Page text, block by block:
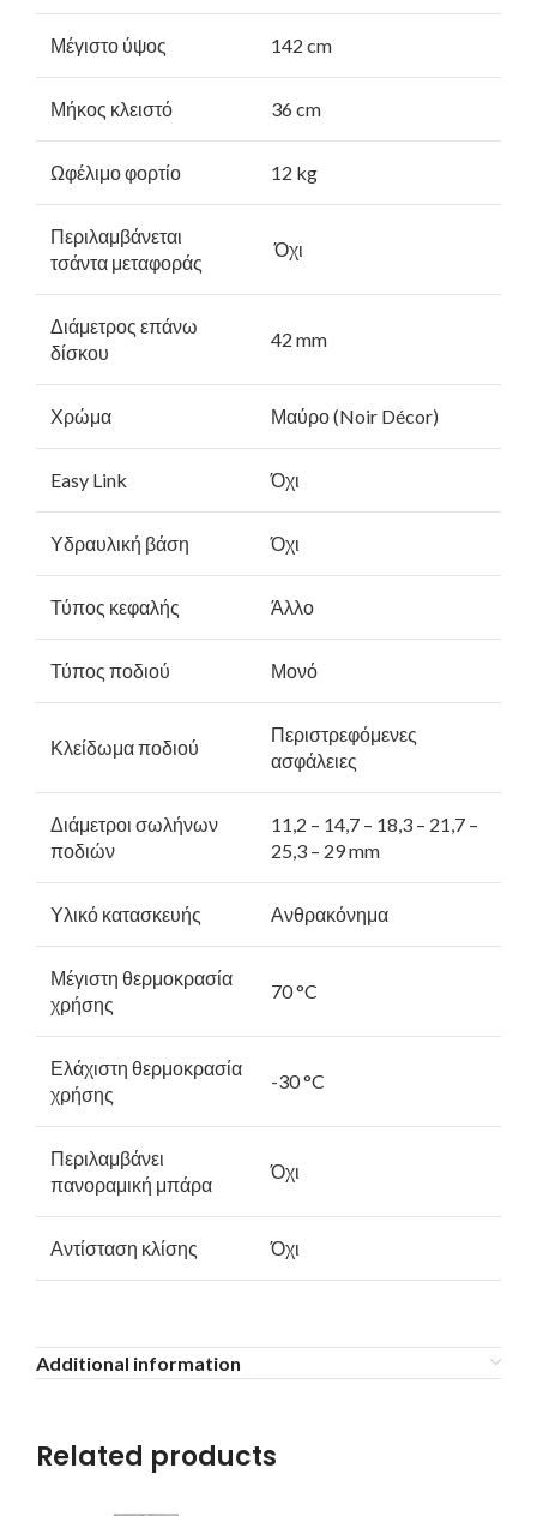
Μέγιστο ύψος 142 cm
Μήκος κλειστό 36 cm
Ωφέλιμο φορτίο 12 kg
Περιλαμβάνεται
τσάντα μεταφοράς
Όχι
Διάμετρος επάνω
δίσκου
42 mm
Χρώμα Μαύρο (Noir Décor)
Easy Link Όχι
Υδραυλική βάση Όχι
Τύπος κεφαλής Άλλο
Τύπος ποδιού Μονό
Κλείδωμα ποδιού
Περιστρεφόμενες
ασφάλειες
Διάμετροι σωλήνων
ποδιών
11,2 – 14,7 – 18,3 – 21,7 –
25,3 – 29 mm
Υλικό κατασκευής Ανθρακόνημα
Μέγιστη θερμοκρασία
χρήσης
70 °C
Ελάχιστη θερμοκρασία
χρήσης
-30 °C
Περιλαμβάνει
πανοραμική μπάρα
Όχι
Αντίσταση κλίσης Όχι
Additional information
Related products